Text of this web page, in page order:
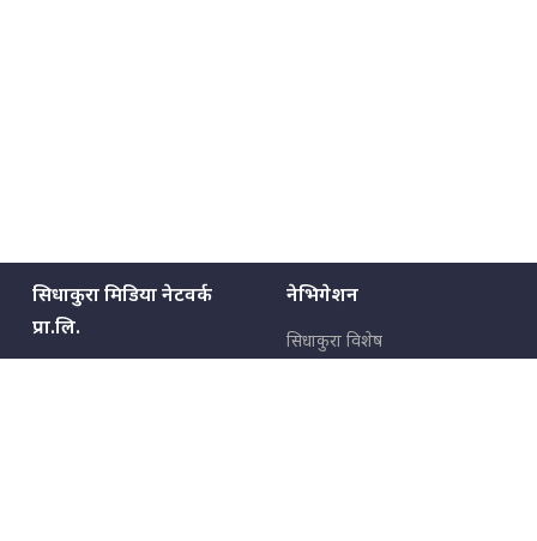
सिधाकुरा मिडिया नेटवर्क
प्रा.लि.
नेभिगेशन
सिधाकुरा विशेष